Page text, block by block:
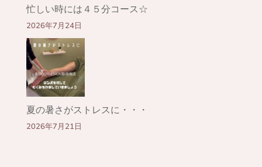
忙しい時には４５分コース☆
2026年7月24日
夏の暑さがストレスに・・・
2026年7月21日